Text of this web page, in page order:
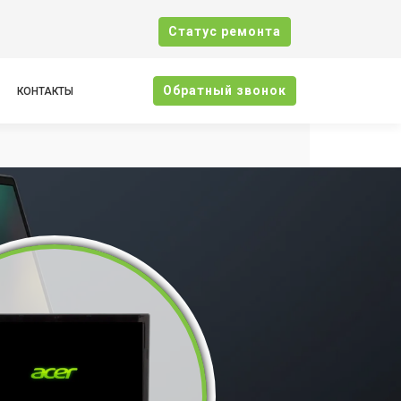
Cтатус ремонта
КОНТАКТЫ Oбратный звонок